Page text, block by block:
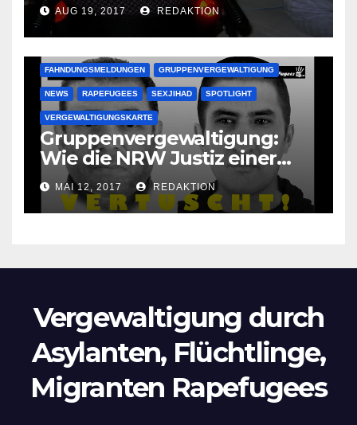
Oma im Schlaf
krankenhausreif
AUG 19, 2017 REDAKTION
FAHNDUNGSMELDUNGEN GRUPPENVERGEWALTIGUNG
NEWS RAPEFUGEES SEXJIHAD SPOTLIGHT
VERGEWALTIGUNGSKARTE
Gruppenvergewaltigung:
Wie die NRW Justiz einer
Lokalzeitung verbietet diese
Bilder zu veröffentlichen
MAI 12, 2017 REDAKTION
Vergewaltigung durch
Asylanten, Flüchtlinge,
Migranten Rapefugees